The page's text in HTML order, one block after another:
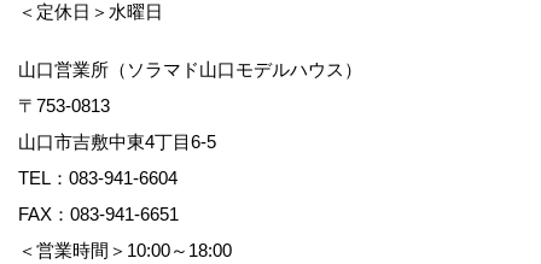
＜定休日＞水曜日
山口営業所（ソラマド山口モデルハウス）
〒753-0813
山口市吉敷中東4丁目6-5
TEL： 083-941-6604
FAX：083-941-6651
＜営業時間＞10:00～18:00